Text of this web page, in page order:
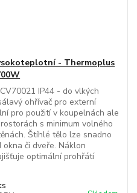
- Thermoplus
IP44 - do vlkých
ohřívač pro externí
pro použití v koupelnách ale
s minimum volného
Štíhlé tělo lze snadno
či dveře. Náklon
optimální prohřátí